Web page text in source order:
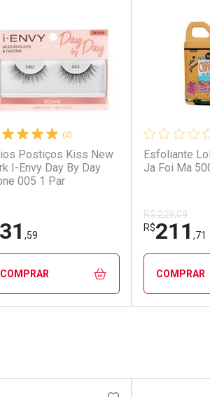
(2)
Postiços Kiss New
I-Envy Day By Day
005 1 Par
31 ,59
COMPRAR
Esfoliante
Ja Foi Ma
R$ 229,09
R$211 ,71
COMPRAR